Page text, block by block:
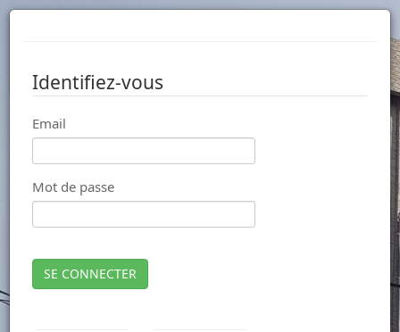
Identifiez-vous
Email
Mot de passe
SE CONNECTER